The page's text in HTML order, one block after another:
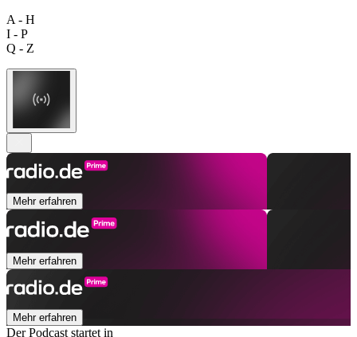
A - H
I - P
Q - Z
Mehr erfahren
Mehr erfahren
Mehr erfahren
Der Podcast startet in